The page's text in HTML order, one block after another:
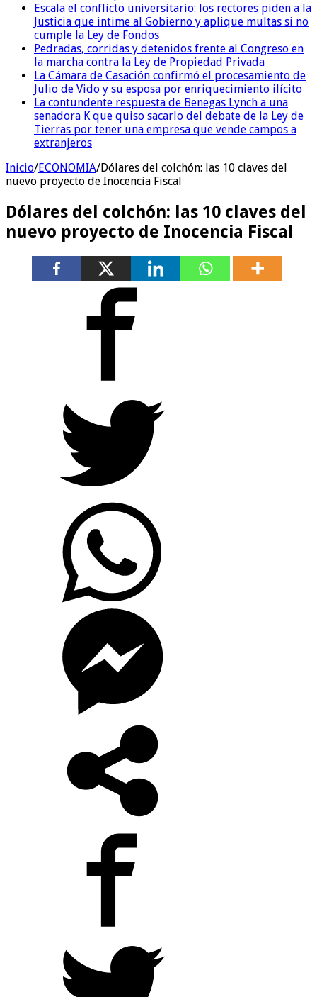
Escala el conflicto universitario: los rectores piden a la
Justicia que intime al Gobierno y aplique multas si no
cumple la Ley de Fondos
Pedradas, corridas y detenidos frente al Congreso en
la marcha contra la Ley de Propiedad Privada
La Cámara de Casación confirmó el procesamiento de
Julio de Vido y su esposa por enriquecimiento ilícito
La contundente respuesta de Benegas Lynch a una
senadora K que quiso sacarlo del debate de la Ley de
Tierras por tener una empresa que vende campos a
extranjeros
Inicio/ECONOMIA/Dólares del colchón: las 10 claves del
nuevo proyecto de Inocencia Fiscal
Dólares del colchón: las 10 claves del
nuevo proyecto de Inocencia Fiscal